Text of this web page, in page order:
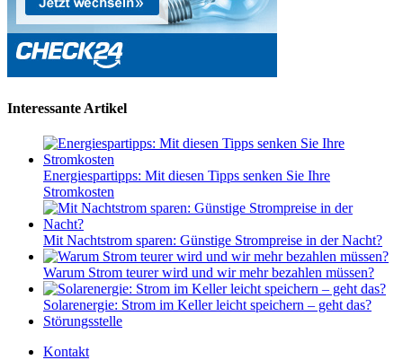
Interessante Artikel
Energiespartipps: Mit diesen Tipps senken Sie Ihre
Stromkosten
Mit Nachtstrom sparen: Günstige Strompreise in der Nacht?
Warum Strom teurer wird und wir mehr bezahlen müssen?
Solarenergie: Strom im Keller leicht speichern – geht das?
Störungsstelle
Kontakt